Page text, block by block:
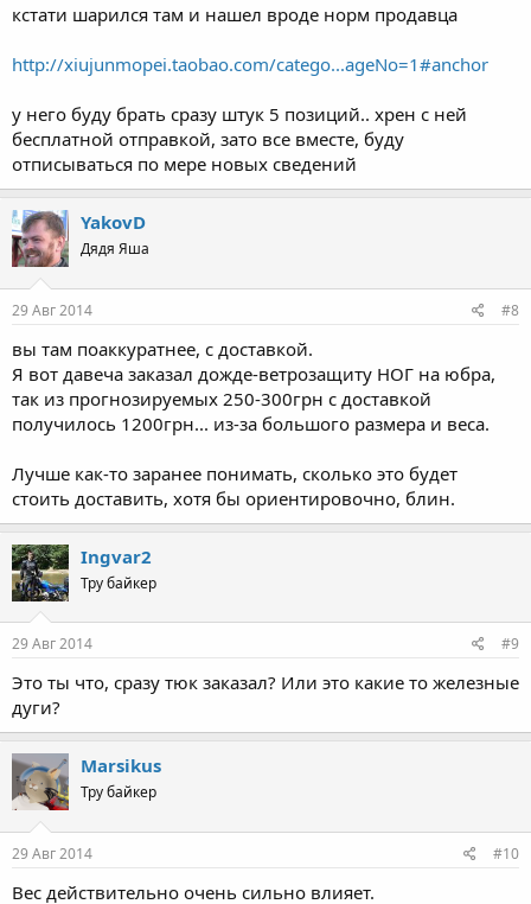
кстати шарился там и нашел вроде норм продавца
http://xiujunmopei.taobao.com/catego...ageNo=1#anchor
у него буду брать сразу штук 5 позиций.. хрен с ней
бесплатной отправкой, зато все вместе, буду
отписываться по мере новых сведений
YakovD
Дядя Яша
29 Авг 2014 #8
вы там поаккуратнее, с доставкой.
Я вот давеча заказал дожде-ветрозащиту НОГ на юбра,
так из прогнозируемых 250-300грн с доставкой
получилось 1200грн... из-за большого размера и веса.
Лучше как-то заранее понимать, сколько это будет
стоить доставить, хотя бы ориентировочно, блин.
Ingvar2
Тру байкер
29 Авг 2014 #9
Это ты что, сразу тюк заказал? Или это какие то железные
дуги?
Marsikus
Тру байкер
29 Авг 2014 #10
Вес действительно очень сильно влияет.